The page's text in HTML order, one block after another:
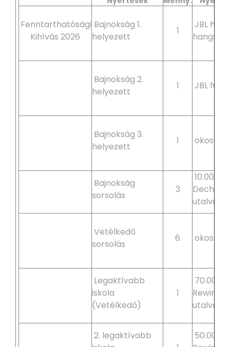
Fenntarthatósági
Kihívás 2026
Bajnokság 1.
helyezett
1
JBL
Bajnokság 2.
helyezett
1 JBL
Bajnokság 3.
helyezett
1 okosóra
Bajnokság
sorsolás
3
10.000
utalvány
Vetélkedő
sorsolás
6 okosóra
Legaktívabb
iskola
(Vetélkedő)
1
70.000
Rewin/
utalvány
2. legaktívabb
50.000